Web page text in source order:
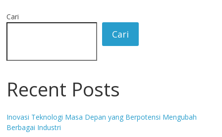
Cari
Cari
Recent Posts
Inovasi Teknologi Masa Depan yang Berpotensi Mengubah
Berbagai Industri